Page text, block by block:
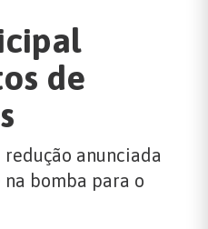
de
anunciada
bomba para o